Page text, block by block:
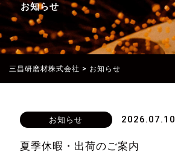
お知らせ
三昌研磨材株式会社 > お知らせ
お知らせ 2026.07.10
夏季休暇・出荷のご案内